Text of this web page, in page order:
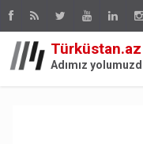
Türküstan.az
Adımız